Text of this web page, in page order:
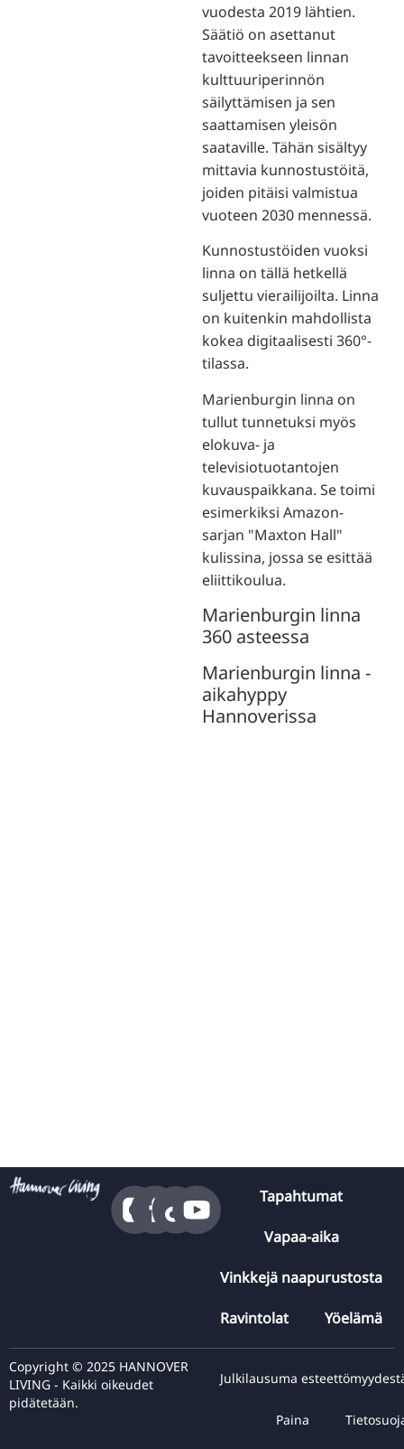
vuodesta 2019 lähtien.
Säätiö on asettanut
tavoitteekseen linnan
kulttuuriperinnön
säilyttämisen ja sen
saattamisen yleisön
saataville. Tähän sisältyy
mittavia kunnostustöitä,
joiden pitäisi valmistua
vuoteen 2030 mennessä.
Kunnostustöiden vuoksi
linna on tällä hetkellä
suljettu vierailijoilta. Linna
on kuitenkin mahdollista
kokea digitaalisesti 360°-
tilassa.
Marienburgin linna on
tullut tunnetuksi myös
elokuva- ja
televisiotuotantojen
kuvauspaikkana. Se toimi
esimerkiksi Amazon-
sarjan "Maxton Hall"
kulissina, jossa se esittää
eliittikoulua.
Marienburgin linna
360 asteessa
Marienburgin linna -
aikahyppy
Hannoverissa
Tapahtumat
Vapaa-aika
Vinkkejä naapurustosta
Ravintolat Yöelämä
Copyright © 2025 HANNOVER
LIVING - Kaikki oikeudet
pidätetään.
Julkilausuma
Paina